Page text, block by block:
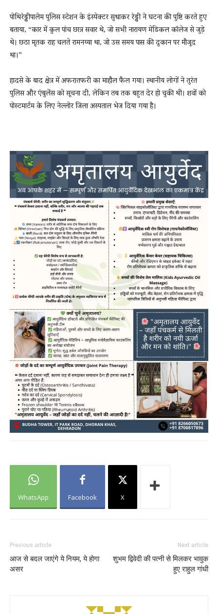
पोथिरेड्डीपालेम पुलिस स्टेशन के इंस्पेक्टर सुधाकर रेड्डी ने घटना की पुष्टि करते हुए
बताया, “कार में कुल पांच छात्र सवार थे, जो सभी नारायण मेडिकल कॉलेज से जुड़े
थे। छठा मृतक राह चलते रामनय्या था, जो उस समय पास की दुकान पर मौजूद
था।”
हादसे के बाद क्षेत्र में अफरातफरी का माहौल फैल गया। स्थानीय लोगों ने तुरंत
पुलिस और एंबुलेंस को सूचना दी, लेकिन तब तक बहुत देर हो चुकी थी। शवों को
पोस्टमार्टम के लिए नेल्लोर जिला अस्पताल भेज दिया गया है।
WhatsApp Facebook X
Previous article
आज से बदल जाएंगे ये नियम, ये होगा
असर
Next article
शुभम द्विवेदी की पत्नी से मिलकर भावुक
हुए राहुल गांधी